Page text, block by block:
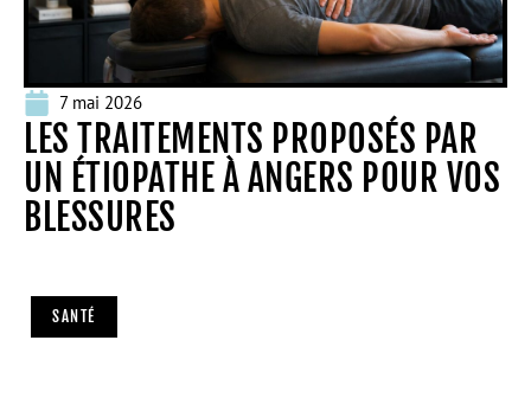
7 mai 2026
LES TRAITEMENTS PROPOSÉS PAR
UN ÉTIOPATHE À ANGERS POUR VOS
BLESSURES
SANTÉ